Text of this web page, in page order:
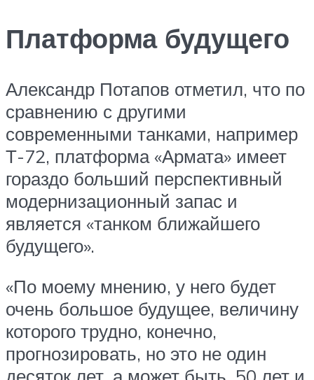
Платформа будущего
Александр Потапов отметил, что по
сравнению с другими
современными танками, например
Т-72, платформа «Армата» имеет
гораздо больший перспективный
модернизационный запас и
является «танком ближайшего
будущего».
«По моему мнению, у него будет
очень большое будущее, величину
которого трудно, конечно,
прогнозировать, но это не один